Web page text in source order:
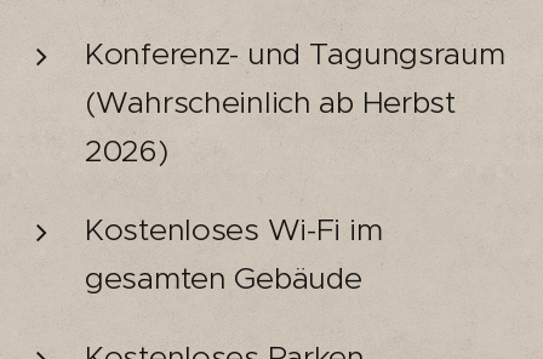
Konferenz- und Tagungsraum
(Wahrscheinlich ab Herbst
2026)
Kostenloses Wi-Fi im
gesamten Gebäude